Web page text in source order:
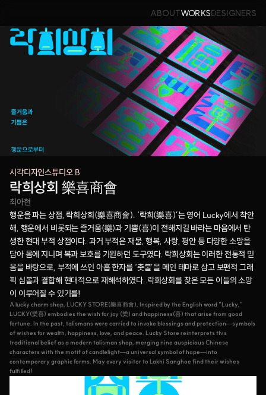
ABOUTWORKSDESIGNERS
시각디자인스튜디오 B
락희상회 樂喜商會
최아현
행운을 파는 상점, 락희상회(樂喜商會). ‘락희(樂喜)’는 영어 Lucky에서 착안
해, 행운에서 비롯되는 즐거움(樂)과 기쁨(喜)이 전해지길 바라는 마음에서 탄
생한 현대 부적 상점이다. 과거 부적은 재물, 행복, 사랑, 평안 등 다양한 소망을
담아 몸에 지니며 복과 보호를 기원하던 도구였다. 락희상회는 이러한 전통적 믿
음을 바탕으로, 부적에 쓰인 아홉 한자를 ‘촛불’을 메인 테마로 삼고 보편적 그래
픽 심볼과 결합해 현대적으로 재해석하였다. 락희상회를 찾은 모든 이들의 소망
이 이루어질 수 있기를!
A lucky charm shop, LUCKY STORE(樂喜商會), Inspired by the English word “Lucky,”
LUCKY(樂喜) embodies the wish for joy (樂) and happiness(喜) that arise from good
fortune. In the past, talismans were carried to invoke blessings and protection—symbols
of wishes for wealth, happiness, love, and peace. Lucky Store reinterprets this
traditional belief as a modern talisman shop, merging nine auspicious Chinese
characters with the motif of candlelight—a universal symbol of hope—into
contemporary graphic forms. May every visitor to Lakhi Sanghoe find their wishes
fulfilled!